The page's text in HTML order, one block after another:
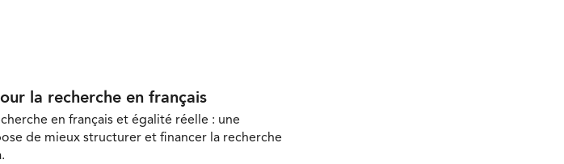
la recherche en français
en français et égalité réelle : une
de mieux structurer et financer la recherche